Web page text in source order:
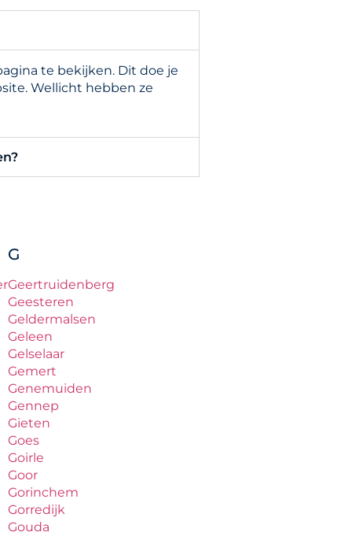
te bekijken. Dit doe je
Wellicht hebben ze
G
Geertruidenberg
Geesteren
Geldermalsen
Geleen
Gelselaar
Gemert
Genemuiden
Gennep
Gieten
Goes
Goirle
Goor
Gorinchem
Gorredijk
Gouda